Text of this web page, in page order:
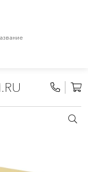
в детской
СМОСТАД